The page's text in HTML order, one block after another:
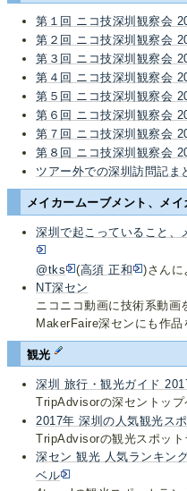
第１回 ニコ技深圳観察会
第２回 ニコ技深圳観察会
第３回 ニコ技深圳観察会
第４回 ニコ技深圳観察会
第５回 ニコ技深圳観察会
第６回 ニコ技深圳観察会
第７回 ニコ技深圳観察会
第８回 ニコ技深圳観察会
ツアー外での深圳訪問記ま
メイカームーブメント、メ
深圳で起こっていること、
@tks (高須 正和
)さんに
NT深セン
ニコニコ動画に技術系動画
MakerFaire深センにも作品
観光
深圳 旅行・観光ガイド
TripAdvisorの深セントップ
2017年 深圳の人気観光ス
TripAdvisorの観光スポット
深セン 観光 人気ランキン
ベル